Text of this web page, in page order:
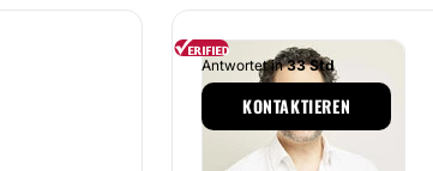
Antwortet in33 Std
KONTAKTIEREN